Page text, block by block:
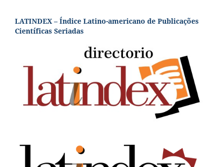
LATINDEX – Índice Latino-americano de Publicações
Científicas Seriadas